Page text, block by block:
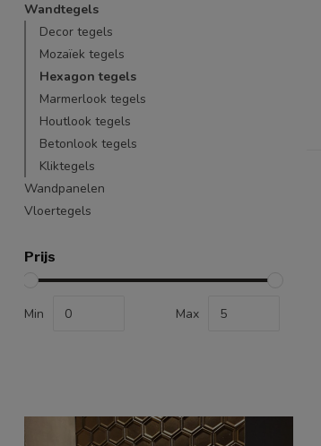
Wandtegels
Decor tegels
Mozaïek tegels
Hexagon tegels
Marmerlook tegels
Houtlook tegels
Betonlook tegels
Kliktegels
Wandpanelen
Vloertegels
Prijs
Min Max